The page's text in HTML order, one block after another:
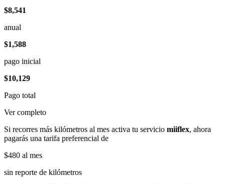
$8,541
anual
$1,588
pago inicial
$10,129
Pago total
Ver completo
Si recorres más kilómetros al mes activa tu servicio miiflex, ahora
pagarás una tarifa preferencial de
$480 al mes
sin reporte de kilómetros